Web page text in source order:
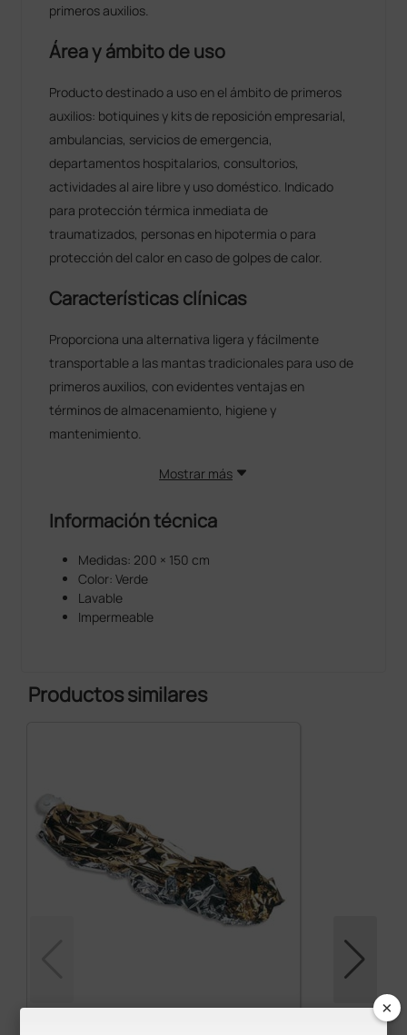
primeros auxilios.
Área y ámbito de uso
Producto destinado a uso en el ámbito de primeros
auxilios: botiquines y kits de reposición empresarial,
ambulancias, servicios de emergencia,
departamentos hospitalarios, consultorios,
actividades al aire libre y uso doméstico. Indicado
para protección térmica inmediata de
traumatizados, personas en hipotermia o para
protección del calor en caso de golpes de calor.
Características clínicas
Proporciona una alternativa ligera y fácilmente
transportable a las mantas tradicionales para uso de
primeros auxilios, con evidentes ventajas en
términos de almacenamiento, higiene y
mantenimiento.
Mostrar más
Información técnica
Medidas: 200 × 150 cm
Color: Verde
Lavable
Impermeable
Productos similares
×